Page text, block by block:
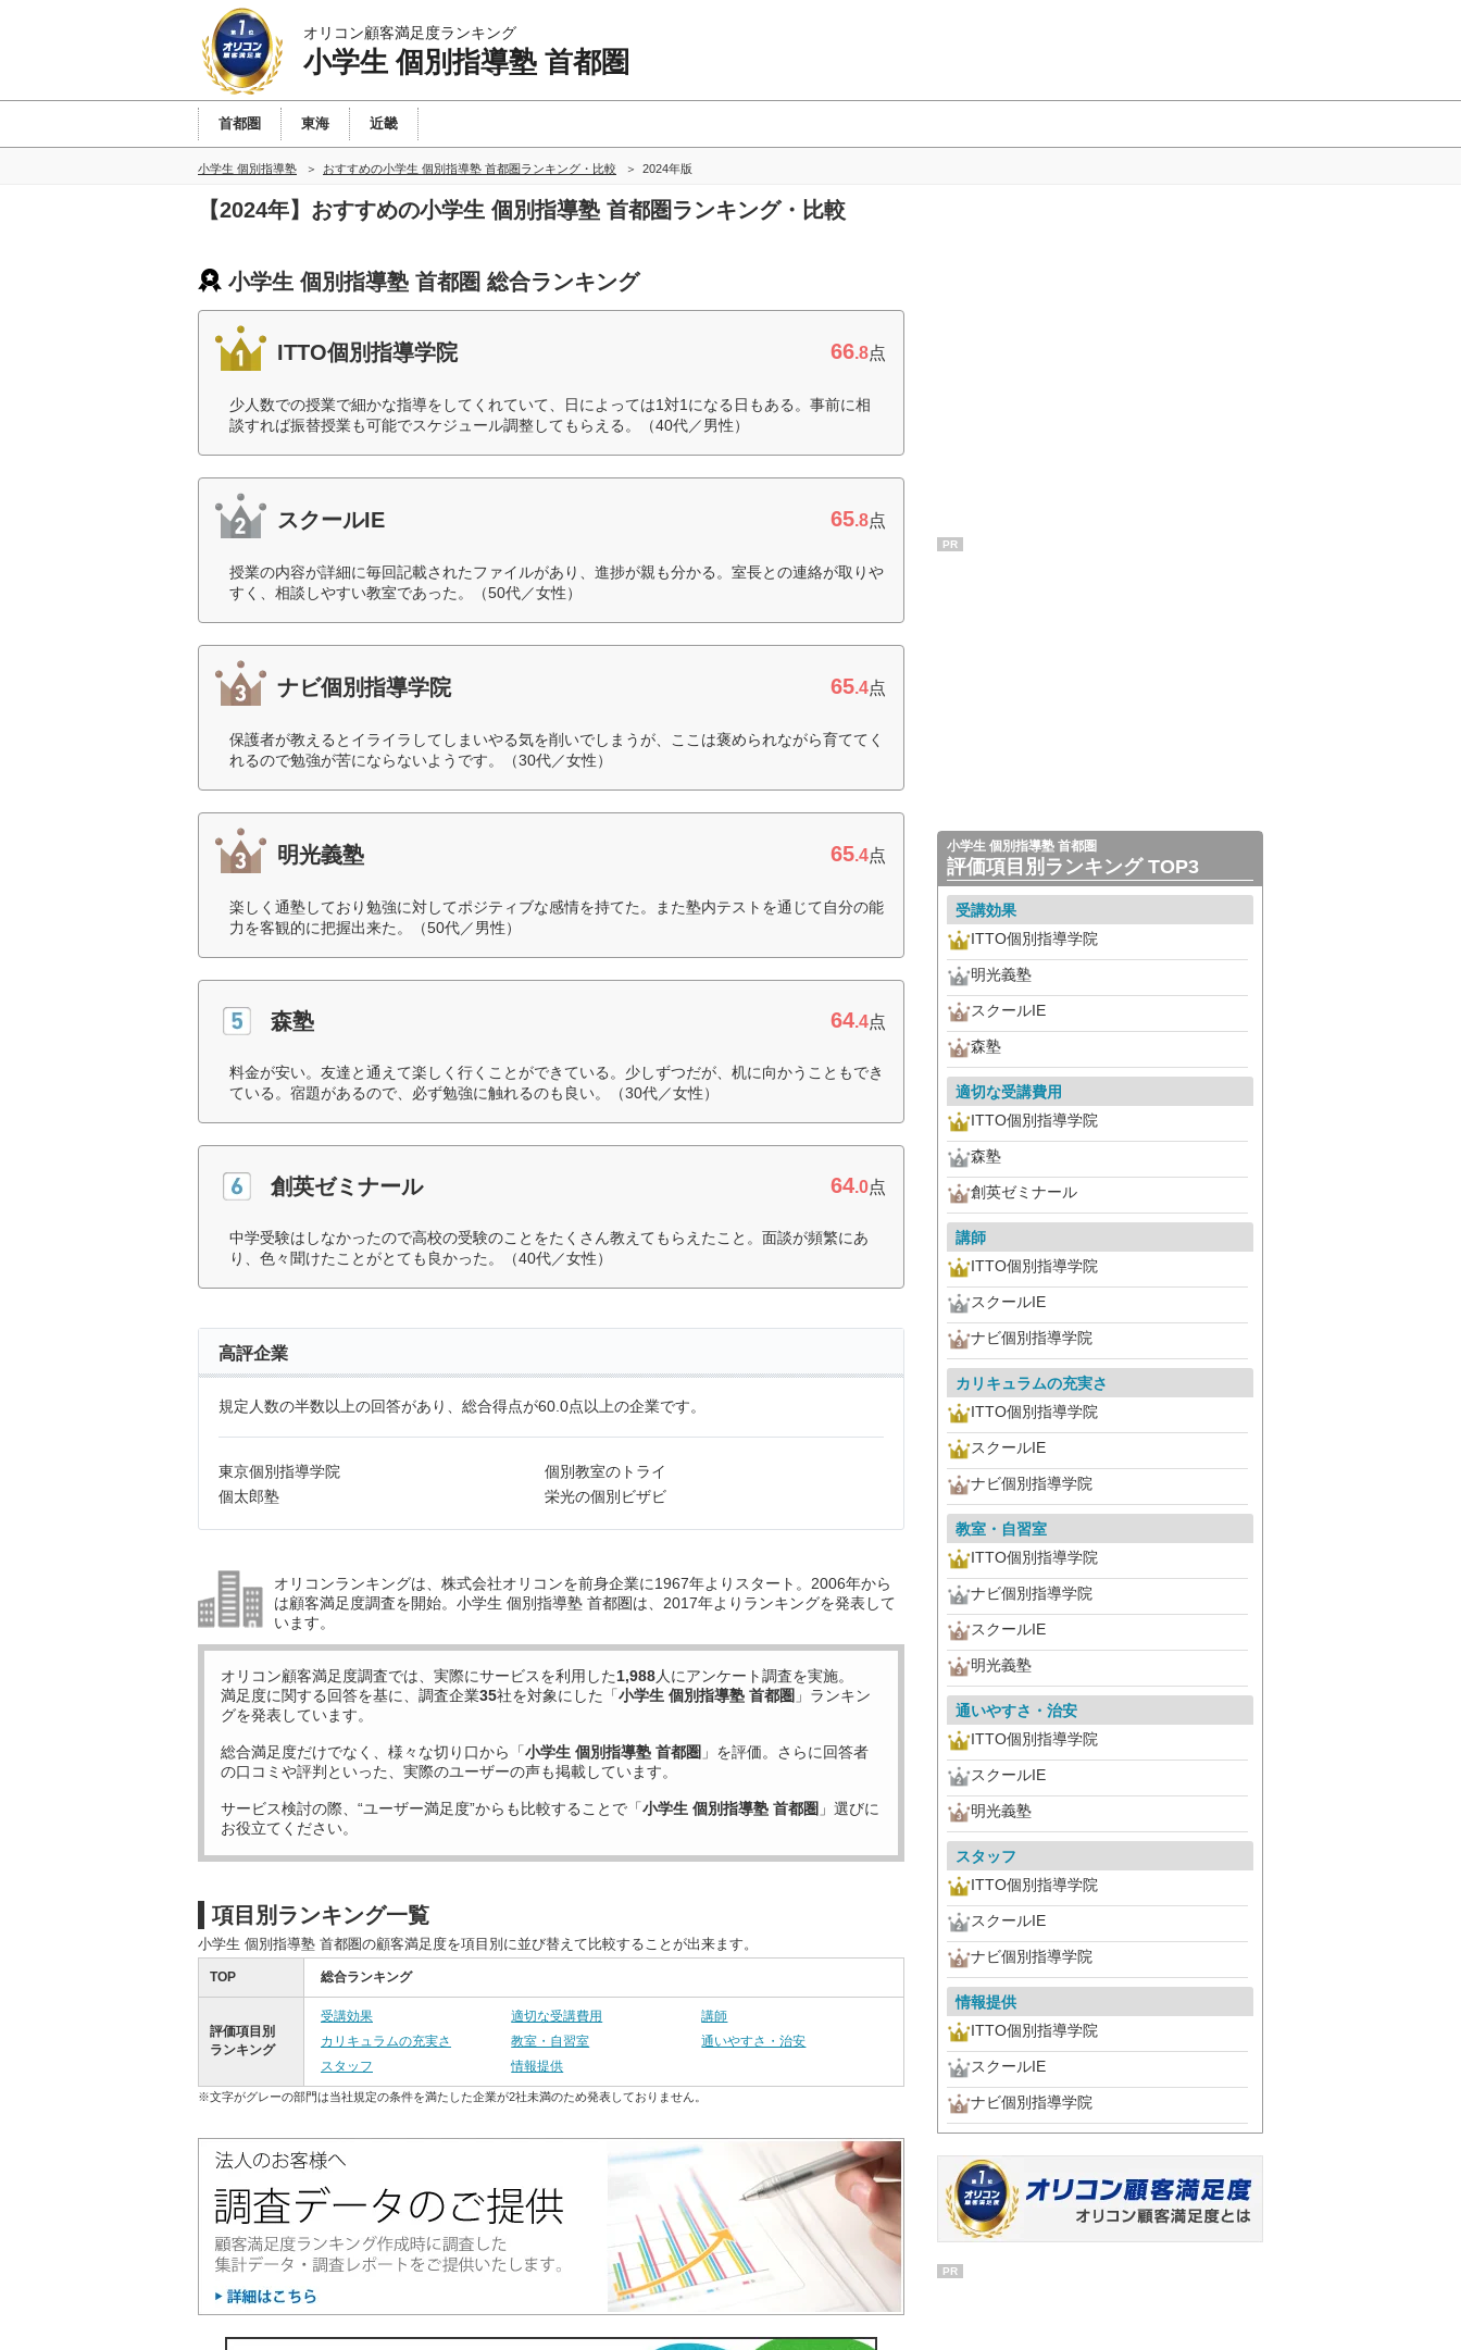
オリコン顧客満足度ランキング
小学生 個別指導塾 首都圏
首都圏 東海 近畿
小学生 個別指導塾 おすすめの小学生 個別指導塾 首都圏ランキング・比較 2024年版
【2024年】おすすめの小学生 個別指導塾 首都圏ランキング・比較
小学生 個別指導塾 首都圏 総合ランキング
ITTO個別指導学院 66.8点
少人数での授業で細かな指導をしてくれていて、日によっては1対1になる日もある。事前に相
談すれば振替授業も可能でスケジュール調整してもらえる。（40代／男性）
スクールIE 65.8点
授業の内容が詳細に毎回記載されたファイルがあり、進捗が親も分かる。室長との連絡が取りや
すく、相談しやすい教室であった。（50代／女性）
ナビ個別指導学院 65.4点
保護者が教えるとイライラしてしまいやる気を削いでしまうが、ここは褒められながら育ててく
れるので勉強が苦にならないようです。（30代／女性）
明光義塾 65.4点
楽しく通塾しており勉強に対してポジティブな感情を持てた。また塾内テストを通じて自分の能
力を客観的に把握出来た。（50代／男性）
森塾 64.4点
料金が安い。友達と通えて楽しく行くことができている。少しずつだが、机に向かうこともでき
ている。宿題があるので、必ず勉強に触れるのも良い。（30代／女性）
創英ゼミナール 64.0点
中学受験はしなかったので高校の受験のことをたくさん教えてもらえたこと。面談が頻繁にあ
り、色々聞けたことがとても良かった。（40代／女性）
高評企業
規定人数の半数以上の回答があり、総合得点が60.0点以上の企業です。
東京個別指導学院
個別教室のトライ
個太郎塾
栄光の個別ビザビ
オリコンランキングは、株式会社オリコンを前身企業に1967年よりスタート。2006年から
は顧客満足度調査を開始。小学生 個別指導塾 首都圏は、2017年よりランキングを発表して
います。
オリコン顧客満足度調査では、実際にサービスを利用した1,988人にアンケート調査を実施。
満足度に関する回答を基に、調査企業35社を対象にした「小学生 個別指導塾 首都圏 」ランキン
グを発表しています。
総合満足度だけでなく、様々な切り口から「小学生 個別指導塾 首都圏 」を評価。さらに回答者
の口コミや評判といった、実際のユーザーの声も掲載しています。
サービス検討の際、“ユーザー満足度”からも比較することで「小学生 個別指導塾 首都圏 」選びに
お役立てください。
項目別ランキング一覧
小学生 個別指導塾 首都圏の顧客満足度を項目別に並び替えて比較することが出来ます。
TOP 総合ランキング
評価項目別
ランキング
受講効果 適切な受講費用
講師
カリキュラムの充実さ
教室・自習室
通いやすさ・治安
スタッフ
情報提供
※文字がグレーの部門は当社規定の条件を満たした企業が2社未満のため発表しておりません。
PR
小学生 個別指導塾 首都圏
評価項目別ランキング TOP3
受講効果
ITTO個別指導学院
明光義塾
スクールIE
森塾
適切な受講費用
ITTO個別指導学院
森塾
創英ゼミナール
講師
ITTO個別指導学院
スクールIE
ナビ個別指導学院
カリキュラムの充実さ
ITTO個別指導学院
スクールIE
ナビ個別指導学院
教室・自習室
ITTO個別指導学院
ナビ個別指導学院
スクールIE
明光義塾
通いやすさ・治安
ITTO個別指導学院
スクールIE
明光義塾
スタッフ
ITTO個別指導学院
スクールIE
ナビ個別指導学院
情報提供
ITTO個別指導学院
スクールIE
ナビ個別指導学院
PR